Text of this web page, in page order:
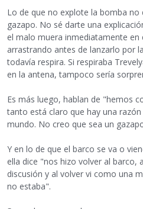
Lo de que no explote la bomba no
gazapo. No sé darte una
el malo muera inmediatamente en
arrastrando antes de lanzarlo por
todavía respira. Si respiraba
en la antena, tampoco sería
Es más luego, hablan de "hemos
tanto está claro que hay una
mundo. No creo que sea un
Y en lo de que el barco se va o
ella dice "nos hizo volver al barco,
discusión y al volver vi como una
no estaba".